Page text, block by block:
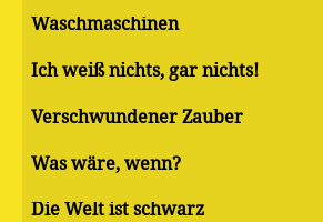
Waschmaschinen
Ich weiß nichts, gar nichts!
Verschwundener Zauber
Was wäre, wenn?
Die Welt ist schwarz